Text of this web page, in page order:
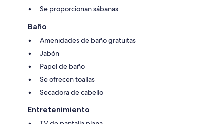
Se proporcionan sábanas
Baño
Amenidades de baño gratuitas
Jabón
Papel de baño
Se ofrecen toallas
Secadora de cabello
Entretenimiento